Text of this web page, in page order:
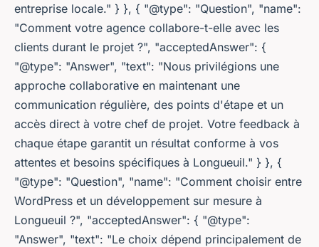
entreprise locale." } }, { "@type": "Question", "name":
"Comment votre agence collabore-t-elle avec les
clients durant le projet ?", "acceptedAnswer": {
"@type": "Answer", "text": "Nous privilégions une
approche collaborative en maintenant une
communication régulière, des points d'étape et un
accès direct à votre chef de projet. Votre feedback à
chaque étape garantit un résultat conforme à vos
attentes et besoins spécifiques à Longueuil." } }, {
"@type": "Question", "name": "Comment choisir entre
WordPress et un développement sur mesure à
Longueuil ?", "acceptedAnswer": { "@type":
"Answer", "text": "Le choix dépend principalement de